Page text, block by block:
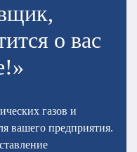
о вас
газов и
вашего предприятия.